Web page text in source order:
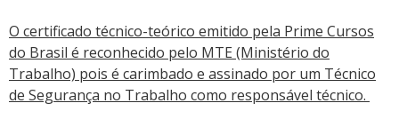
O certificado técnico-teórico emitido pela Prime Cursos
do Brasil é reconhecido pelo MTE (Ministério do
Trabalho) pois é carimbado e assinado por um Técnico
de Segurança no Trabalho como responsável técnico.